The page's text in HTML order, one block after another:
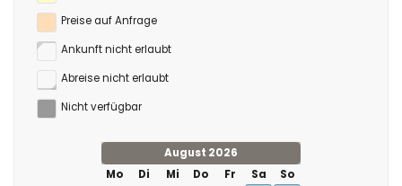
Preise auf Anfrage
Ankunft nicht erlaubt
Abreise nicht erlaubt
Nicht verfügbar
August 2026
Mo
Di Mi Do Fr Sa
So